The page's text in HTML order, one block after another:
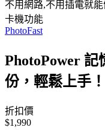
不用網路,不用插電就
卡機功能
PhotoFast
PhotoPower
份，輕鬆上手！
折扣價
$1,990